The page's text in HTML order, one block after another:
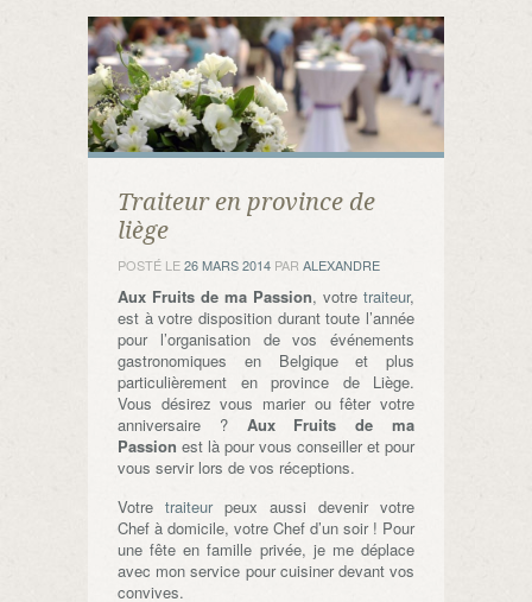
Traiteur en province de
liège
POSTÉ LE26 MARS 2014 PAR ALEXANDRE
Aux Fruits de ma Passion, votre traiteur,
est à votre disposition durant toute l’année
pour l’organisation de vos événements
gastronomiques en Belgique et plus
particulièrement en province de Liège.
Vous désirez vous marier ou fêter votre
anniversaire ? Aux Fruits de ma
Passion est là pour vous conseiller et pour
vous servir lors de vos réceptions.
Votre traiteurpeux aussi devenir votre
Chef à domicile, votre Chef d’un soir ! Pour
une fête en famille privée, je me déplace
avec mon service pour cuisiner devant vos
convives.